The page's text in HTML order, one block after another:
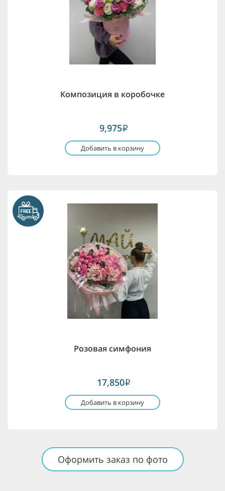
Композиция в коробочке
9,975i
Добавить в корзину
Розовая симфония
17,850i
Добавить в корзину
Оформить заказ по фото